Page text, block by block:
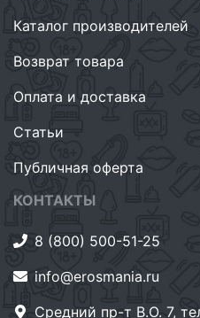
Каталог производителей
Возврат товара
Оплата и доставка
Статьи
Публичная оферта
КОНТАКТЫ
8 (800) 500-51-25
info@erosmania.ru
Средний пр-т В.О. 7,